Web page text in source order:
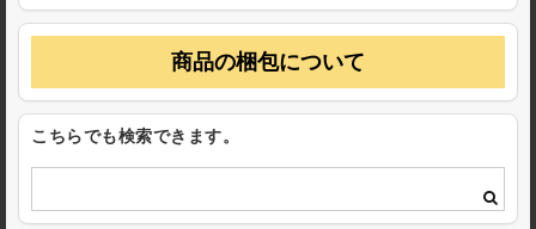
商品の梱包について
こちらでも検索できます。